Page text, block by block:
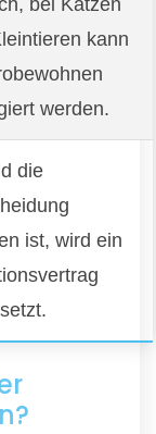
kann
werden.
die
ist, wird ein